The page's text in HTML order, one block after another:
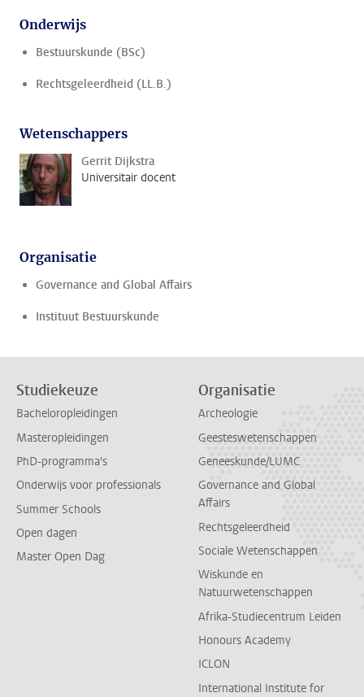
Onderwijs
Bestuurskunde (BSc)
Rechtsgeleerdheid (LL.B.)
Wetenschappers
Gerrit Dijkstra
Universitair docent
Organisatie
Governance and Global Affairs
Instituut Bestuurskunde
Studiekeuze
Bacheloropleidingen
Masteropleidingen
PhD-programma's
Onderwijs voor professionals
Summer Schools
Open dagen
Master Open Dag
Organisatie
Archeologie
Geesteswetenschappen
Geneeskunde/LUMC
Governance and Global
Affairs
Rechtsgeleerdheid
Sociale Wetenschappen
Wiskunde en
Natuurwetenschappen
Afrika-Studiecentrum Leiden
Honours Academy
ICLON
International Institute for